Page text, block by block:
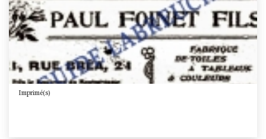
Imprimé(s)